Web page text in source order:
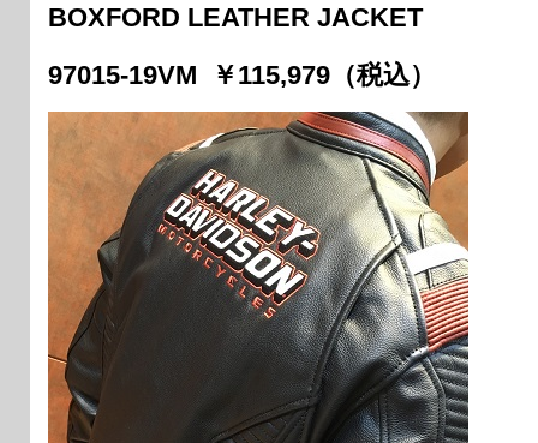
BOXFORD LEATHER JACKET
97015-19VM ￥115,979（税込）